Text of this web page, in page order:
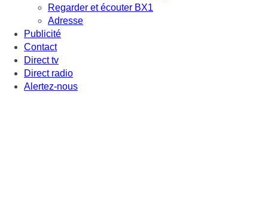
Regarder et écouter BX1
Adresse
Publicité
Contact
Direct tv
Direct radio
Alertez-nous